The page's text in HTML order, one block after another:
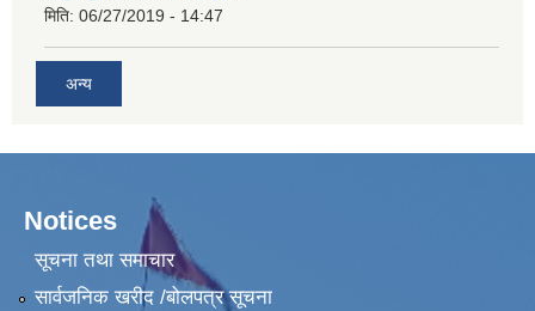
मिति: 06/27/2019 - 14:47
अन्य
Notices
सूचना तथा समाचार
सार्वजनिक खरीद /बोलपत्र सूचना